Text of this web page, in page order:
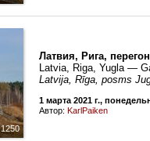
1250
Латвия, Рига,
Latvia, Riga, Yugla —
Latvija, Rīga, posms
1 марта 2021 г.,
Автор: KarlPaiken